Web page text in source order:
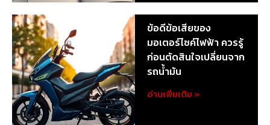
ข้อดีข้อเสียของ
มอเตอร์ไซค์ไฟฟ้า ควรรู้
ก่อนตัดสินใจเปลี่ยนจาก
รถน้ำมัน
อ่านเพิ่มเติม »